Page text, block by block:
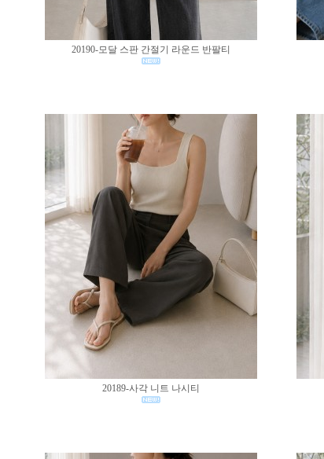
20190-모달 스판 간절기 라운드 반팔티
20189-사각 니트 나시티